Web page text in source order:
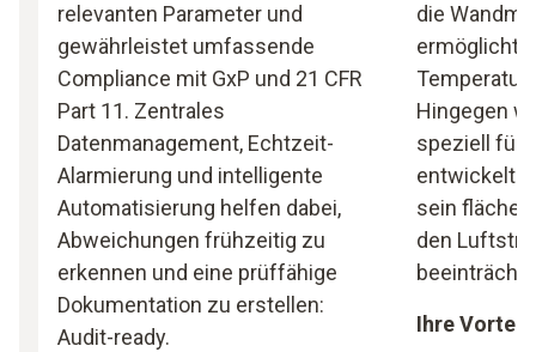
relevanten Parameter und
gewährleistet umfassende
Compliance mit GxP und 21 CFR
Part 11. Zentrales
Datenmanagement, Echtzeit-
Alarmierung und intelligente
Automatisierung helfen dabei,
Abweichungen frühzeitig zu
erkennen und eine prüffähige
Dokumentation zu erstellen:
Audit-ready.
die
ermöglicht
Hingegen
speziell für
entwickelt
sein
den
Ihre